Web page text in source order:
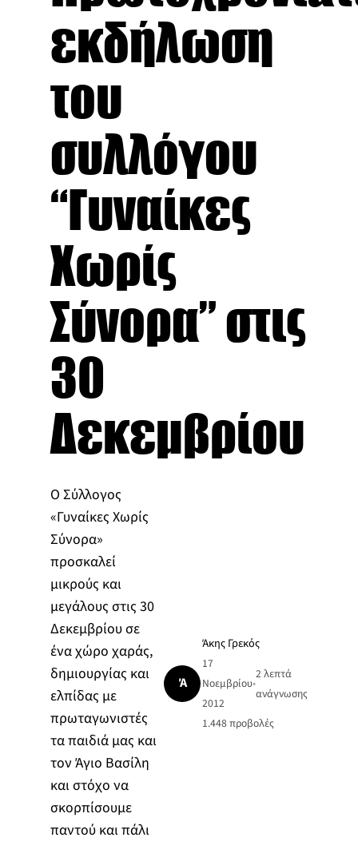
εκδήλωση
του
συλλόγου
“Γυναίκες
Χωρίς
Σύνορα” στις
30
Δεκεμβρίου
Ο Σύλλογος
«Γυναίκες Χωρίς
Σύνορα»
προσκαλεί
μικρούς και
μεγάλους στις 30
Δεκεμβρίου σε
ένα χώρο χαράς,
δημιουργίας και
ελπίδας με
πρωταγωνιστές
τα παιδιά μας και
τον Άγιο Βασίλη
και στόχο να
σκορπίσουμε
παντού και πάλι
Ά
Άκης Γρεκός
17
Νοεμβρίου
2012
•
2 λεπτά
ανάγνωσης
1.448 προβολές